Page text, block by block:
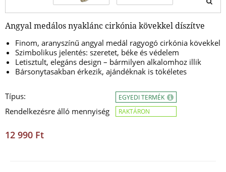
Angyal medálos nyaklánc cirkónia kövekkel díszítve
Finom, aranyszínű angyal medál ragyogó cirkónia kövekkel
Szimbolikus jelentés: szeretet, béke és védelem
Letisztult, elegáns design – bármilyen alkalomhoz illik
Bársonytasakban érkezik, ajándéknak is tökéletes
Típus:
Rendelkezésre álló mennyiség
EGYEDI TERMÉK
RAKTÁRON
12 990 Ft